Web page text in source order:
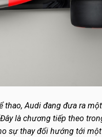
thao, Audi đang đưa ra
là chương tiếp theo
sự thay đổi hướng tới